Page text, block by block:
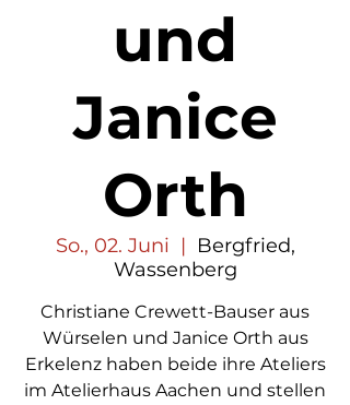
und
Janice
Orth
So., 02. Juni
  |
Bergfried,
Wassenberg
Christiane Crewett-Bauser aus
Würselen und Janice Orth aus
Erkelenz haben beide ihre Ateliers
im Atelierhaus Aachen und stellen